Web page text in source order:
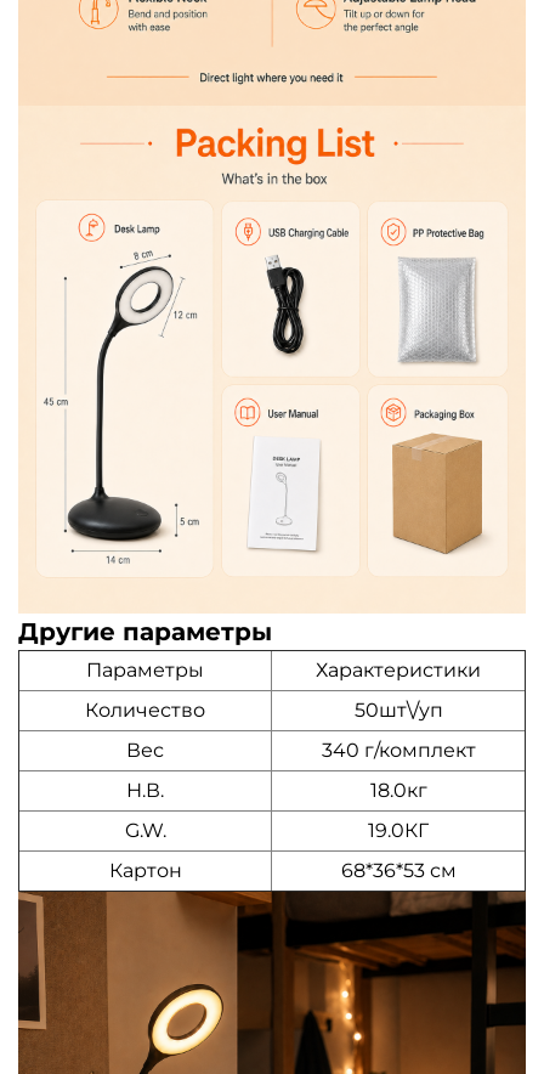
Другие параметры
Параметры
Характеристики
Количество
50шт\/уп
Вес
340 г/комплект
Н.В.
18.0кг
G.W.
19.0КГ
Картон
68*36*53 см